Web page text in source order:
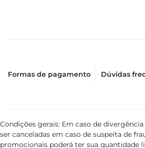
Formas de pagamento Dúvidas
Condições gerais: Em caso de
ser canceladas em caso de suspeita de
promocionais poderá ter sua quantidade